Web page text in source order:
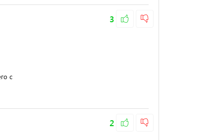
с
3
2